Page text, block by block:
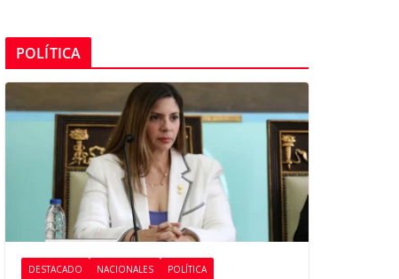
POLÍTICA
DESTACADO NACIONALES POLÍTICA